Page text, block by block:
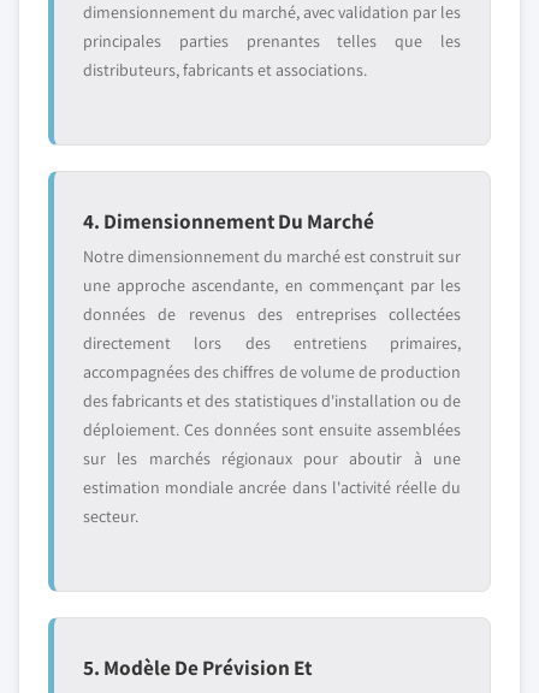
dimensionnement du marché, avec validation par les
principales parties prenantes telles que les
distributeurs, fabricants et associations.
4. Dimensionnement Du Marché
Notre dimensionnement du marché est construit sur
une approche ascendante, en commençant par les
données de revenus des entreprises collectées
directement lors des entretiens primaires,
accompagnées des chiffres de volume de production
des fabricants et des statistiques d'installation ou de
déploiement. Ces données sont ensuite assemblées
sur les marchés régionaux pour aboutir à une
estimation mondiale ancrée dans l'activité réelle du
secteur.
5. Modèle De Prévision Et